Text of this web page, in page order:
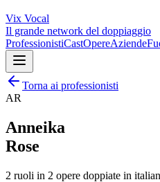
Vix Vocal
Il grande network del doppiaggio
ProfessionistiCastOpereAziende
Torna ai professionisti
AR
Anneika
Rose
2 ruoli in 2 opere doppiate in